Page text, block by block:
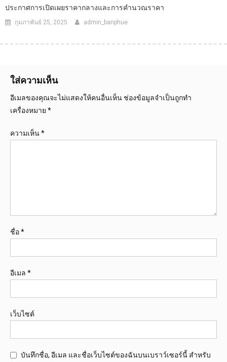
ประกาศการเปิดเผยราคากลางและการคำนวณราคา
กุมภาพันธ์ 25, 2025 admin_banphue
ใส่ความเห็น
อีเมลของคุณจะไม่แสดงให้คนอื่นเห็น ช่องข้อมูลจำเป็นถูกทำ
เครื่องหมาย *
ความเห็น*
ชื่อ*
อีเมล *
เว็บไซต์
บันทึกชื่อ, อีเมล และชื่อเว็บไซต์ของฉันบนเบราว์เซอร์นี้ สำหรับ